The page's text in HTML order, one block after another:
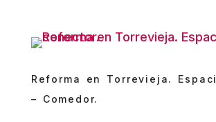
Reforma en Torrevieja.
– Comedor.